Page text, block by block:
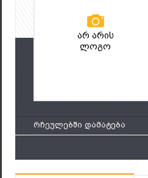
არ არის
ლოგო
რჩეულებში დამატება